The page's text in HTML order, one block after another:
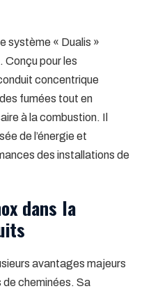
système « Dualis »
Conçu pour les
concentrique
fumées tout en
à la combustion. Il
de l’énergie et
des installations de
dans la
avantages majeurs
cheminées. Sa